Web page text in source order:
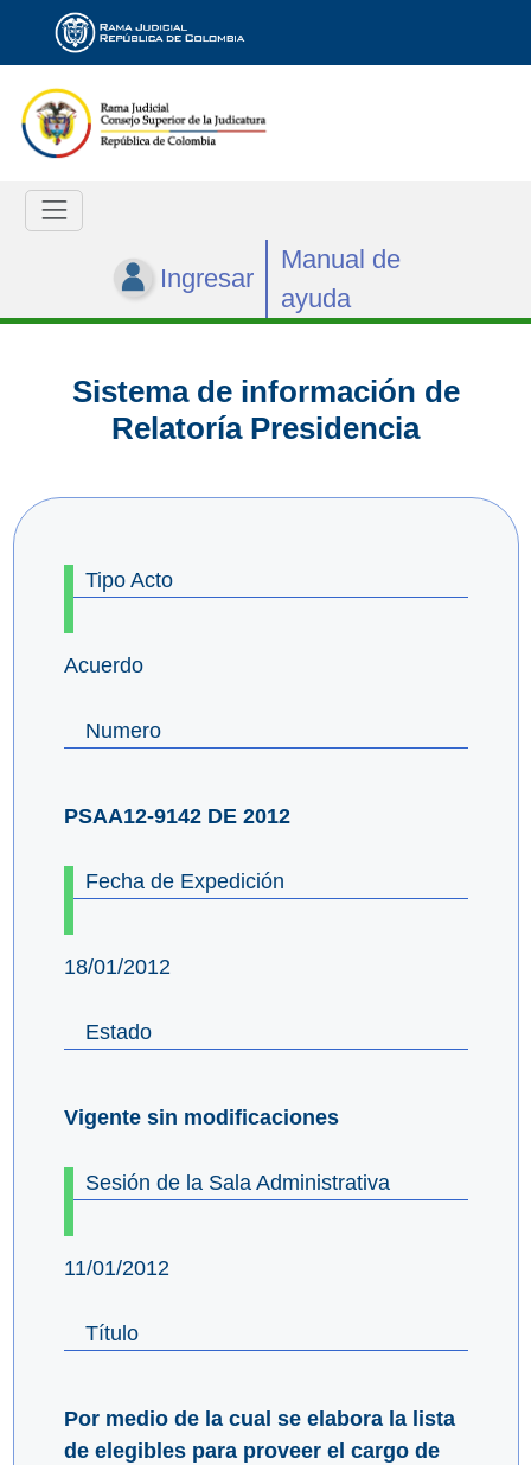
Ingresar
Manual de
ayuda
Sistema de información de
Relatoría Presidencia
Tipo Acto
Acuerdo
Numero
PSAA12-9142 DE 2012
Fecha de Expedición
18/01/2012
Estado
Vigente sin modificaciones
Sesión de la Sala Administrativa
11/01/2012
Título
Por medio de la cual se elabora la lista
de elegibles para proveer el cargo de